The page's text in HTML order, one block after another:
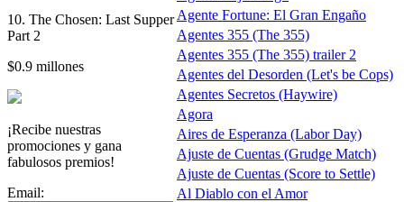
10. The Chosen: Last Supper
Part 2
$0.9 millones
¡Recibe nuestras
promociones y gana
fabulosos premios!
Email:
Agente Fortune: El Gran Engaño
Agentes 355 (The 355)
Agentes 355 (The 355) trailer 2
Agentes del Desorden (Let's be Cops)
Agentes Secretos (Haywire)
Agora
Aires de Esperanza (Labor Day)
Ajuste de Cuentas (Grudge Match)
Ajuste de Cuentas (Score to Settle)
Al Diablo con el Amor